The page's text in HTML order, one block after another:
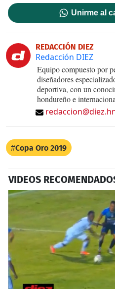
Unirme al
REDACCIÓN DIEZ
Redacción DIEZ
Equipo compuesto por
diseñadores
deportiva, con un
hondureño e
Copa Oro 2019
VIDEOS